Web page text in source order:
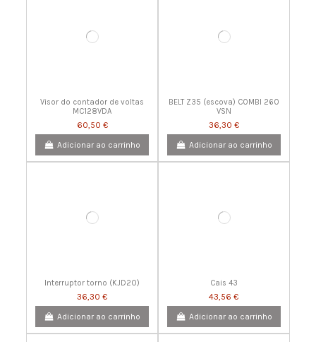
Visor do contador de voltas
MC128VDA
60,50 €
Adicionar ao carrinho
BELT Z35 (escova) COMBI 260
VSN
36,30 €
Adicionar ao carrinho
Interruptor torno (KJD20)
36,30 €
Adicionar ao carrinho
Cais 43
43,56 €
Adicionar ao carrinho